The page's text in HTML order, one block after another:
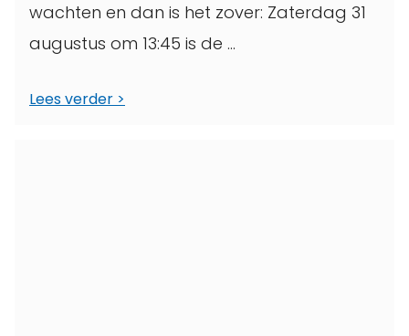
wachten en dan is het zover: Zaterdag 31
augustus om 13:45 is de ...
Lees verder